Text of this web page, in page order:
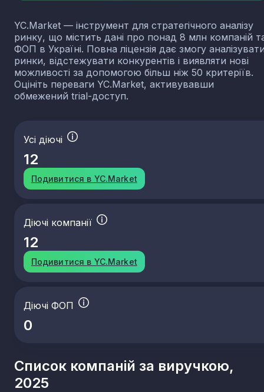
YC.Market — інструмент для стратегічного аналізу
ринку, що містить дані про понад 8 млн компаній
ФОП в Україні. Повна ліцензія дає змогу
ринки, відстежувати конкурентів і виявляти нові
можливості за допомогою більш ніж 50 критеріїв.
Оцініть переваги YC.Market, активувавши
обмежений trial-доступ.
Усі діючі
12
Подивитися в YC.Market
Діючі компанії
12
Подивитися в YC.Market
Діючі ФОП
0
Список компаній за виручкою,
2025